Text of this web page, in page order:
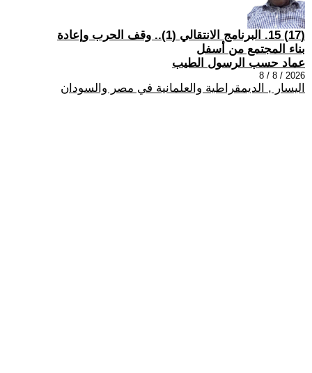
(17) 15. البرنامج الانتقالي (1).. وقف الحرب وإعادة
بناء المجتمع من أسفل
عماد حسب الرسول الطيب
2026 / 8 / 8
اليسار , الديمقراطية والعلمانية في مصر والسودان